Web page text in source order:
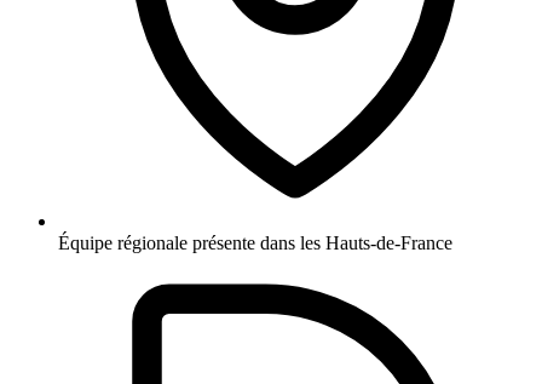
Équipe régionale présente dans les Hauts-de-France